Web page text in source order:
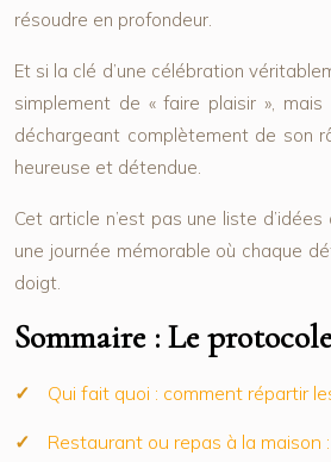
résoudre en profondeur.
Et si la clé d’une célébration
simplement de « faire plaisir »,
déchargeant complètement de son
heureuse et détendue.
Cet article n’est pas une liste
une journée mémorable où chaque
doigt.
Sommaire : Le
Qui fait quoi : comment répartir
Restaurant ou repas à la maison